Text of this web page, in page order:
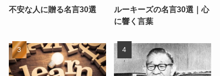
不安な人に贈る名言30選
ルーキーズの名言30選｜心
に響く言葉